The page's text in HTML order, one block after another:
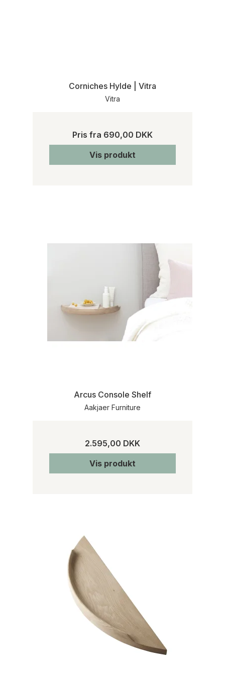
Corniches Hylde | Vitra
Vitra
Pris fra 690,00 DKK
Vis produkt
Arcus Console Shelf
Aakjaer Furniture
2.595,00 DKK
Vis produkt